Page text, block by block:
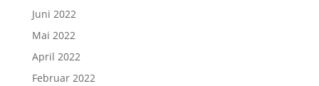
Juni 2022
Mai 2022
April 2022
Februar 2022